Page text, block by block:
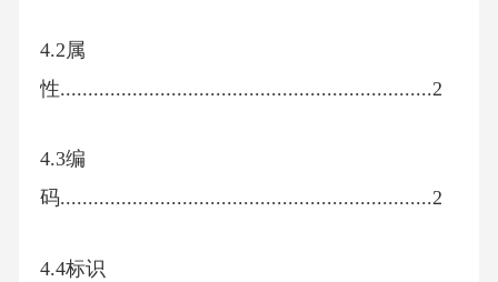
4.2属
性...................................................................2
4.3编
码...................................................................2
4.4标识